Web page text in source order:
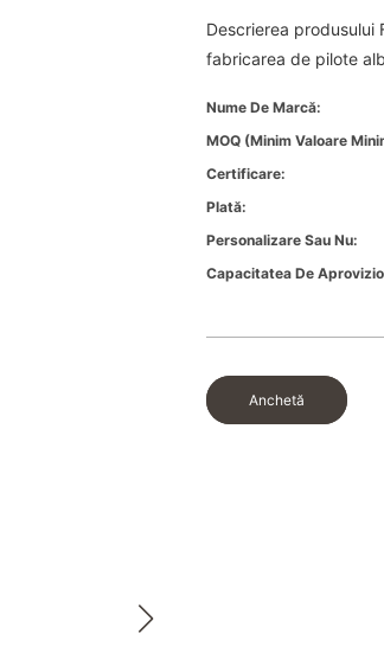
Descrierea produsului
fabricarea de pilote
Nume De Marcă:
MOQ (minim Valoare
Certificare:
Plată:
Personalizare Sau Nu:
Capacitatea De
Anchetă